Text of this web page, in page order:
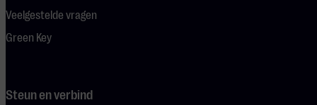
Veelgestelde vragen
Green Key
Steun en verbind